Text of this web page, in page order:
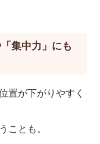
集中力」にも
置が下がりやすく
ことも。